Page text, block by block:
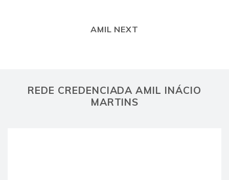
AMIL NEXT
REDE CREDENCIADA AMIL INÁCIO
MARTINS